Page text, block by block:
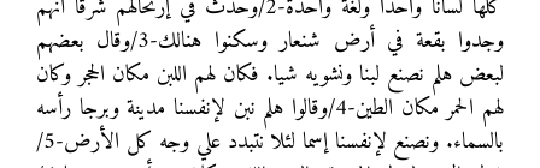
وجدوا بقعة في أرض شنعار وسكنوا هنالك-3/وقال بعضهم
لبعض هلم نصنع لبنا ونشويه شيا. فكان لهم اللبن مكان الحجر وكان
لهم الحمر مكان الطين-4/وقالوا هلم نبن لإنفسنا مدينة وبرجا رأسه
بالسماء. ونصنع لإنفسنا إسما لئلا نتبدد علي وجه كل الأرض-5/